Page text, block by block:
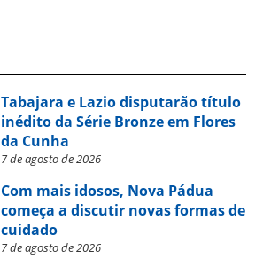
Tabajara e Lazio disputarão título
inédito da Série Bronze em Flores
da Cunha
7 de agosto de 2026
Com mais idosos, Nova Pádua
começa a discutir novas formas de
cuidado
7 de agosto de 2026